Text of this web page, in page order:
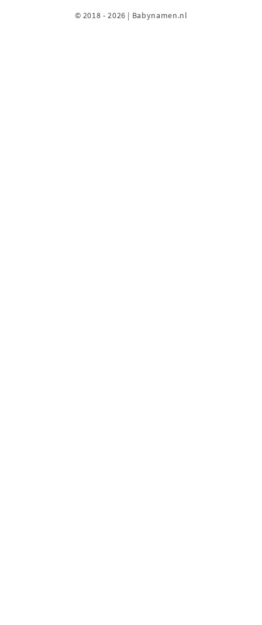
© 2018 - 2026 | Babynamen.nl